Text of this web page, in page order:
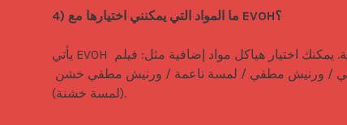
4) ما المواد التي يمكنني اختيارها مع EVOH؟
يأتي EVOH بلمعة. يمكنك اختيار هياكل مواد إضافية مثل: فيلم
(لمسة خشنة).